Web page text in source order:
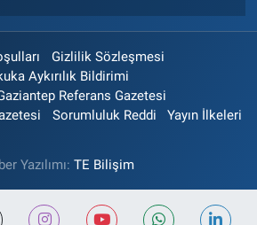
Gizlilik Sözleşmesi
Aykırılık Bildirimi
Referans Gazetesi
Sorumluluk Reddi Yayın İlkeleri
Yazılımı: TE Bilişim